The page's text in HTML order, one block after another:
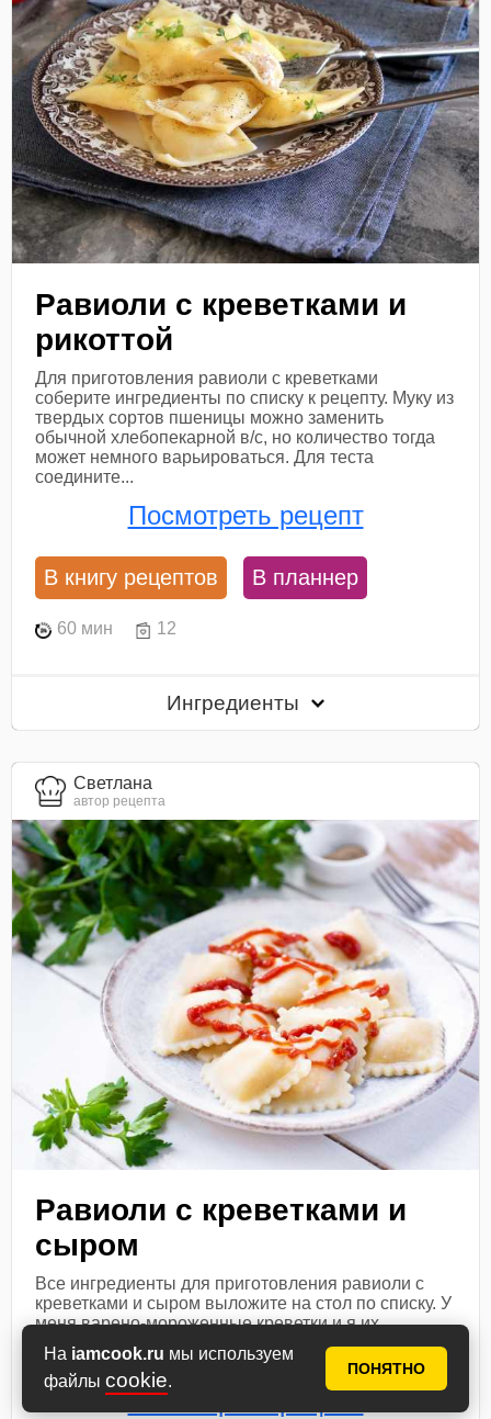
На iamcook.ru мы используем
файлы cookie.
ПОНЯТНО
Равиоли с креветками и
рикоттой
Для приготовления равиоли с креветками
соберите ингредиенты по списку к рецепту. Муку из
твердых сортов пшеницы можно заменить
обычной хлебопекарной в/с, но количество тогда
может немного варьироваться. Для теста
соедините...
Посмотреть рецепт
В книгу рецептов В планнер
60 мин 12
Ингредиенты
Светлана
автор рецепта
Равиоли с креветками и
сыром
Все ингредиенты для приготовления равиоли с
креветками и сыром выложите на стол по списку. У
меня варено-мороженные креветки и я их
предварительно опустила в кипящую воду на 2
минуты. Приготовьте...
Посмотреть рецепт